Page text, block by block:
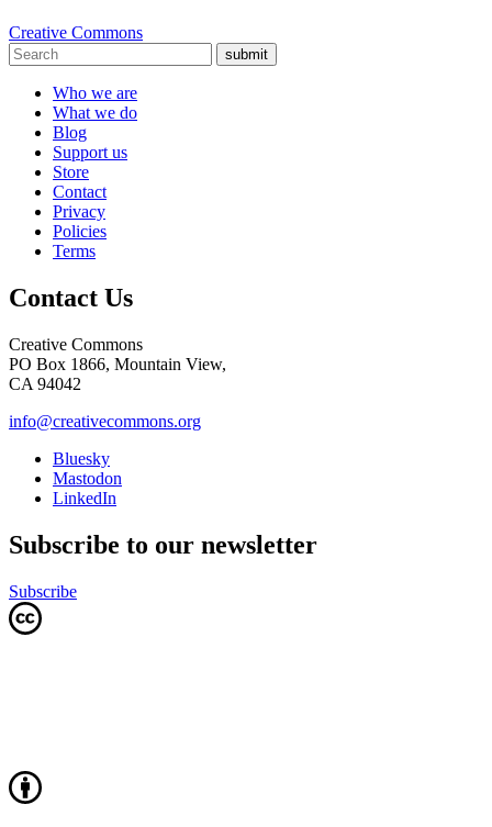
Creative Commons
submit
Who we are
What we do
Blog
Support us
Store
Contact
Privacy
Policies
Terms
Contact Us
Creative Commons
PO Box 1866, Mountain View,
CA 94042
info@creativecommons.org
Bluesky
Mastodon
LinkedIn
Subscribe to our newsletter
Subscribe